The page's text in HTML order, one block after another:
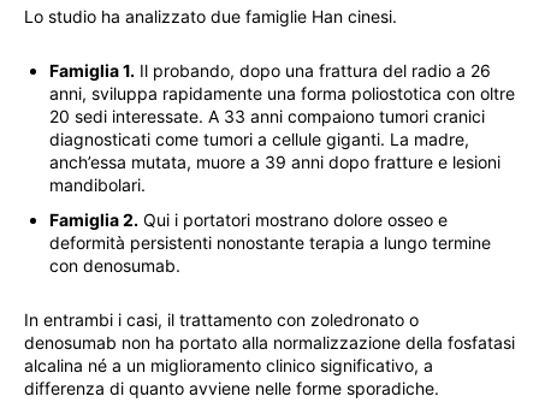
Lo studio ha analizzato due famiglie Han cinesi.
Famiglia 1. Il probando, dopo una frattura del radio a 26
anni, sviluppa rapidamente una forma poliostotica con oltre
20 sedi interessate. A 33 anni compaiono tumori cranici
diagnosticati come tumori a cellule giganti. La madre,
anch’essa mutata, muore a 39 anni dopo fratture e lesioni
mandibolari.
Famiglia 2. Qui i portatori mostrano dolore osseo e
deformità persistenti nonostante terapia a lungo termine
con denosumab.
In entrambi i casi, il trattamento con zoledronato o
denosumab non ha portato alla normalizzazione della fosfatasi
alcalina né a un miglioramento clinico significativo, a
differenza di quanto avviene nelle forme sporadiche.